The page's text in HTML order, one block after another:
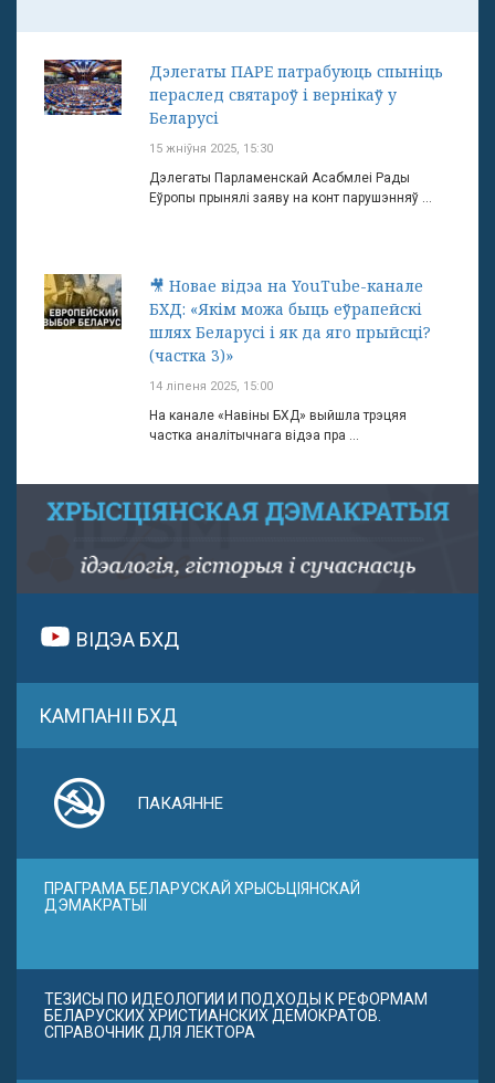
Дэлегаты ПАРЕ патрабуюць спыніць
пераслед святароў і вернікаў у
Беларусі
15 жніўня 2025, 15:30
Дэлегаты Парламенскай Асабмлеі Рады
Еўропы прынялі заяву на конт парушэнняў ...
🎥 Новае відэа на YouTube-канале
БХД: «Якім можа быць еўрапейскі
шлях Беларусі і як да яго прыйсці?
(частка 3)»
14 ліпеня 2025, 15:00
На канале «Навіны БХД» выйшла трэцяя
частка аналітычнага відэа пра ...
ВІДЭА БХД
КАМПАНІІ БХД
ПАКАЯННЕ
ПРАГРАМА БЕЛАРУСКАЙ ХРЫСЬЦІЯНСКАЙ
ДЭМАКРАТЫІ
ТЕЗИСЫ ПО ИДЕОЛОГИИ И ПОДХОДЫ К РЕФОРМАМ
БЕЛАРУСКИХ ХРИСТИАНСКИХ ДЕМОКРАТОВ.
СПРАВОЧНИК ДЛЯ ЛЕКТОРА